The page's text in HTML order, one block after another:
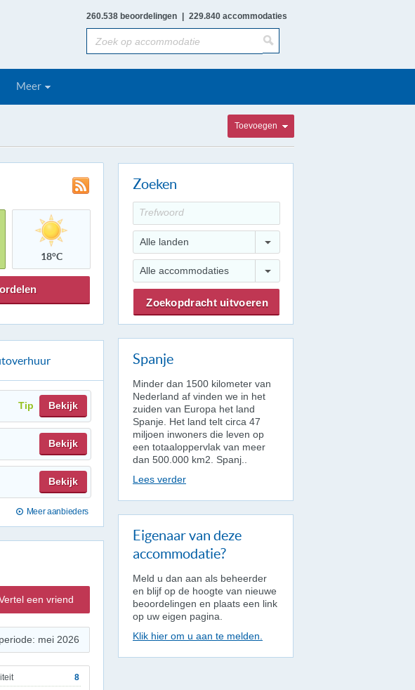
260.538 beoordelingen 229.840 accommodaties
Meer
Toevoegen
18°C
Tip Bekijk
Bekijk
Bekijk
Meer aanbieders
een vriend
mei 2026
8
Zoeken
Alle landen
Alle accommodaties
Spanje
Minder dan 1500 kilometer van
Nederland af vinden we in het
zuiden van Europa het land
Spanje. Het land telt circa 47
miljoen inwoners die leven op
een totaaloppervlak van meer
dan 500.000 km2. Spanj..
Lees verder
Eigenaar van deze
accommodatie?
Meld u dan aan als beheerder
en blijf op de hoogte van nieuwe
beoordelingen en plaats een link
op uw eigen pagina.
Klik hier om u aan te melden.